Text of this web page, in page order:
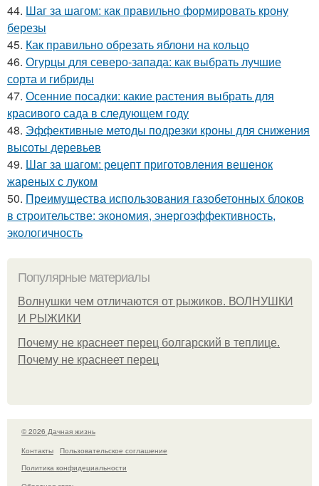
44. Шаг за шагом: как правильно формировать крону
березы
45. Как правильно обрезать яблони на кольцо
46. Огурцы для северо-запада: как выбрать лучшие
сорта и гибриды
47. Осенние посадки: какие растения выбрать для
красивого сада в следующем году
48. Эффективные методы подрезки кроны для снижения
высоты деревьев
49. Шаг за шагом: рецепт приготовления вешенок
жареных с луком
50. Преимущества использования газобетонных блоков
в строительстве: экономия, энергоэффективность,
экологичность
Популярные материалы
Волнушки чем отличаются от рыжиков. ВОЛНУШКИ
И РЫЖИКИ
Почему не краснеет перец болгарский в теплице.
Почему не краснеет перец
© 2026 Дачная жизнь
Контакты
Пользовательское соглашение
Политика конфидециальности